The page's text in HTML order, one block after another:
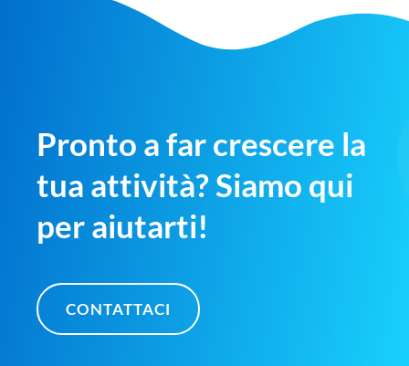
Pronto a far crescere la
tua attività? Siamo qui
per aiutarti!
CONTATTACI